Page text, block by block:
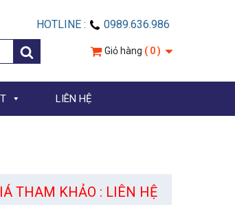
HOTLINE :
0989.636.986
Giỏ hàng ( 0 )
LIÊN HỆ
THAM KHẢO : LIÊN HỆ